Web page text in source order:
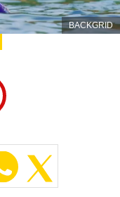
BACKGRID